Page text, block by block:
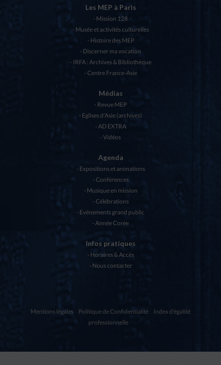
Les MEP à Paris
Mission 128
Musée et activités culturelles
Histoire des MEP
Discerner ma vocation
IRFA : Archives & Bibliothèque
Centre France-Asie
Médias
Revue MEP
Eglises d’Asie (archives)
AD EXTRA
Vidéos
Agenda
Expositions et animations
Conférences
Musique en mission
Célébrations
Evénements grand public
Année Corée
Infos pratiques
Horaires & Accès
Nous contacter
Mentions légales Politique de Confidentialité
Index d'égalité
professionnelle